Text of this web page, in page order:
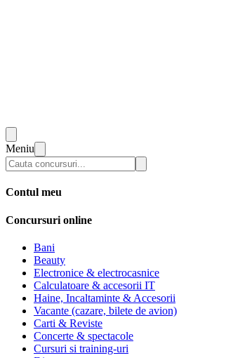
Meniu
Contul meu
Concursuri online
Bani
Beauty
Electronice & electrocasnice
Calculatoare & accesorii IT
Haine, Incaltaminte & Accesorii
Vacante (cazare, bilete de avion)
Carti & Reviste
Concerte & spectacole
Cursuri si training-uri